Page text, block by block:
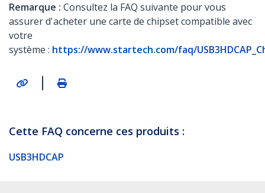
Remarque : Consultez la FAQ suivante pour vous
assurer d'acheter une carte de chipset compatible avec
votre
système : https://www.startech.com/faq/
|
Cette FAQ concerne ces produits :
USB3HDCAP